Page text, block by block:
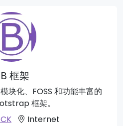
框架
块化、FOSS 和功能丰富的
框架。
Internet